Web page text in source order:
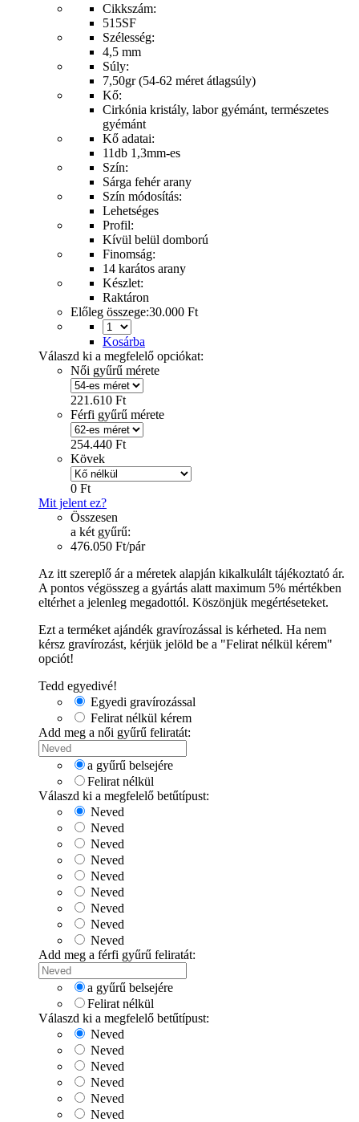
Cikkszám:
515SF
Szélesség:
4,5 mm
Súly:
7,50gr (54-62 méret átlagsúly)
Kő:
Cirkónia kristály, labor gyémánt, természetes
gyémánt
Kő adatai:
11db 1,3mm-es
Szín:
Sárga fehér arany
Szín módosítás:
Lehetséges
Profil:
Kívül belül domború
Finomság:
14 karátos arany
Készlet:
Raktáron
Előleg összege:30.000 Ft
Kosárba
Válaszd ki a megfelelő opciókat:
Női gyűrű mérete
221.610 Ft
Férfi gyűrű mérete
254.440 Ft
Kövek
0 Ft
Mit jelent ez?
Összesen
a két gyűrű:
476.050 Ft/pár
Az itt szereplő ár a méretek alapján kikalkulált tájékoztató ár.
A pontos végösszeg a gyártás alatt maximum 5% mértékben
eltérhet a jelenleg megadottól. Köszönjük megértéseteket.
Ezt a terméket ajándék gravírozással is kérheted. Ha nem
kérsz gravírozást, kérjük jelöld be a "Felirat nélkül kérem"
opciót!
Tedd egyedivé!
Egyedi gravírozással
Felirat nélkül kérem
Add meg a női gyűrű feliratát:
a gyűrű belsejére
Felirat nélkül
Válaszd ki a megfelelő betűtípust:
Neved
Neved
Neved
Neved
Neved
Neved
Neved
Neved
Neved
Add meg a férfi gyűrű feliratát:
a gyűrű belsejére
Felirat nélkül
Válaszd ki a megfelelő betűtípust:
Neved
Neved
Neved
Neved
Neved
Neved